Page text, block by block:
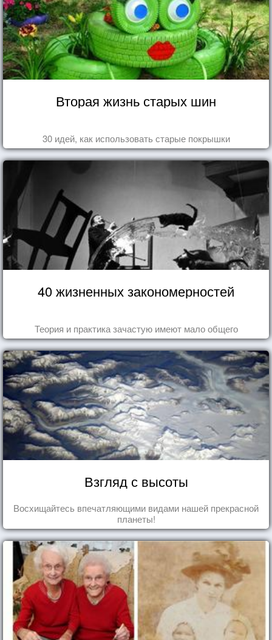
Вторая жизнь старых шин
30 идей, как использовать старые покрышки
40 жизненных закономерностей
Теория и практика зачастую имеют мало общего
Взгляд с высоты
Восхищайтесь впечатляющими видами нашей прекрасной
планеты!